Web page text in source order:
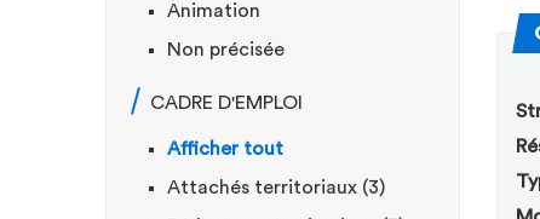
Animation
Non précisée
CADRE D'EMPLOI
Afficher tout
Attachés territoriaux (3)